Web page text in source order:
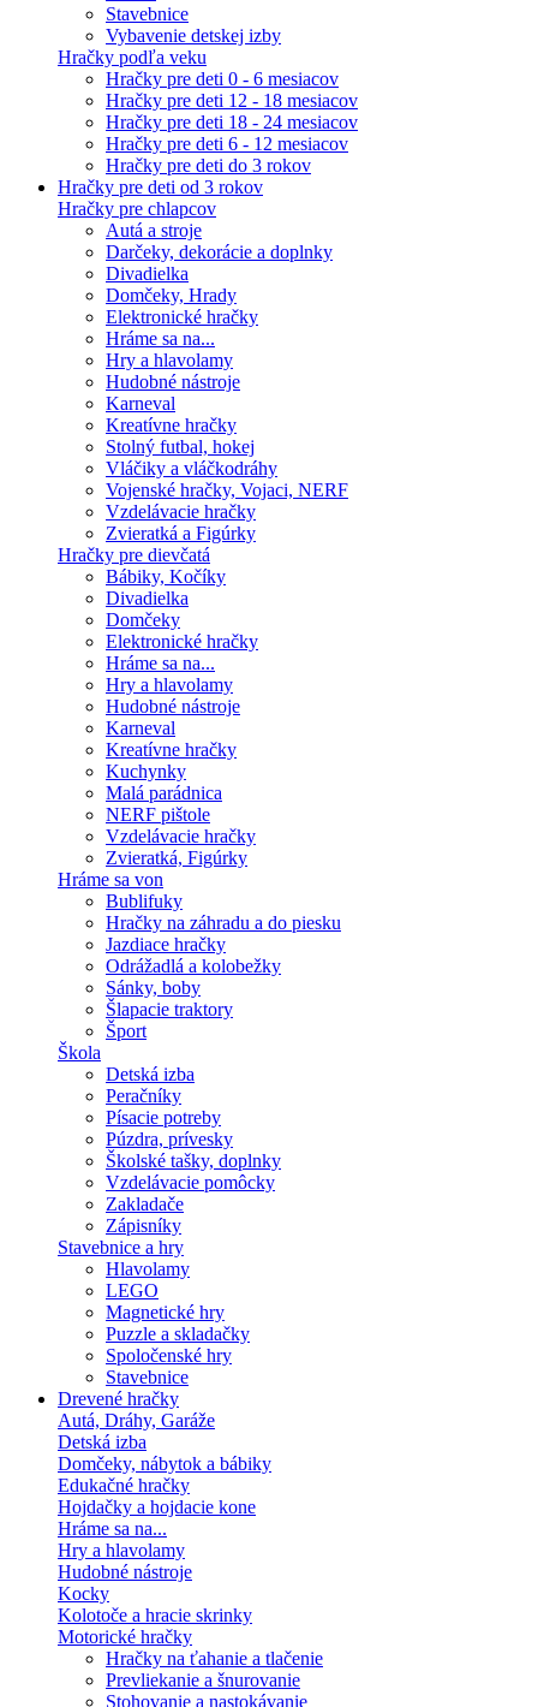
Stavebnice
Vybavenie detskej izby
Hračky podľa veku
Hračky pre deti 0 - 6 mesiacov
Hračky pre deti 12 - 18 mesiacov
Hračky pre deti 18 - 24 mesiacov
Hračky pre deti 6 - 12 mesiacov
Hračky pre deti do 3 rokov
Hračky pre deti od 3 rokov
Hračky pre chlapcov
Autá a stroje
Darčeky, dekorácie a doplnky
Divadielka
Domčeky, Hrady
Elektronické hračky
Hráme sa na...
Hry a hlavolamy
Hudobné nástroje
Karneval
Kreatívne hračky
Stolný futbal, hokej
Vláčiky a vláčkodráhy
Vojenské hračky, Vojaci, NERF
Vzdelávacie hračky
Zvieratká a Figúrky
Hračky pre dievčatá
Bábiky, Kočíky
Divadielka
Domčeky
Elektronické hračky
Hráme sa na...
Hry a hlavolamy
Hudobné nástroje
Karneval
Kreatívne hračky
Kuchynky
Malá parádnica
NERF pištole
Vzdelávacie hračky
Zvieratká, Figúrky
Hráme sa von
Bublifuky
Hračky na záhradu a do piesku
Jazdiace hračky
Odrážadlá a kolobežky
Sánky, boby
Šlapacie traktory
Šport
Škola
Detská izba
Peračníky
Písacie potreby
Púzdra, prívesky
Školské tašky, doplnky
Vzdelávacie pomôcky
Zakladače
Zápisníky
Stavebnice a hry
Hlavolamy
LEGO
Magnetické hry
Puzzle a skladačky
Spoločenské hry
Stavebnice
Drevené hračky
Autá, Dráhy, Garáže
Detská izba
Domčeky, nábytok a bábiky
Edukačné hračky
Hojdačky a hojdacie kone
Hráme sa na...
Hry a hlavolamy
Hudobné nástroje
Kocky
Kolotoče a hracie skrinky
Motorické hračky
Hračky na ťahanie a tlačenie
Prevliekanie a šnurovanie
Stohovanie a nastokávanie